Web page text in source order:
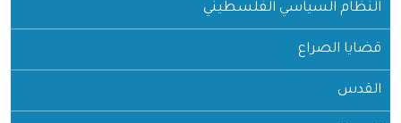
النظام السياسي الفلسطيني
قضايا الصراع
القدس